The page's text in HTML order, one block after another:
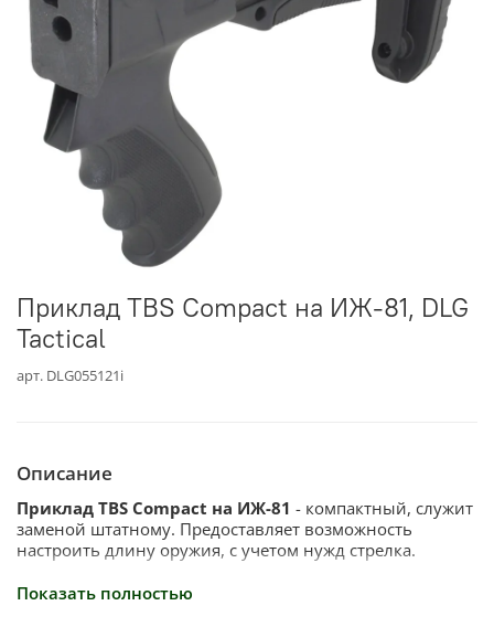
Приклад TBS Compact на ИЖ-81, DLG
Tactical
арт. DLG055121i
Описание
Приклад TBS Compact на ИЖ-81 - компактный, служит
заменой штатному. Предоставляет возможность
настроить длину оружия, с учетом нужд стрелка.
Отличия:
Показать полностью